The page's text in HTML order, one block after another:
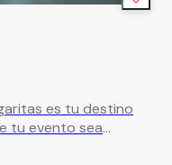
tu evento sea